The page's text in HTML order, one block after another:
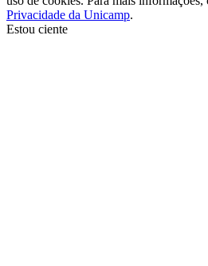
Privacidade da Unicamp.
Estou ciente